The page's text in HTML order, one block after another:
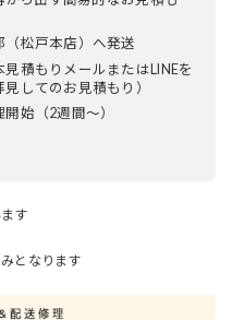
松戸本店）へ発送
積もりメールまたはLINEを
してのお見積もり）
始（2週間～）
す
となります